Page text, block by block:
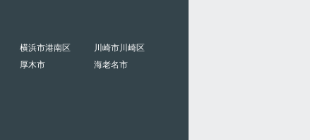
横浜市港南区
川崎市川崎区
厚木市 海老名市